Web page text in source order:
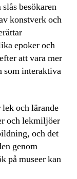
besökaren
konstverk och
epoker och
att vara mer
som interaktiva
lek och lärande
och lekmiljöer
och det
genom
på museer kan